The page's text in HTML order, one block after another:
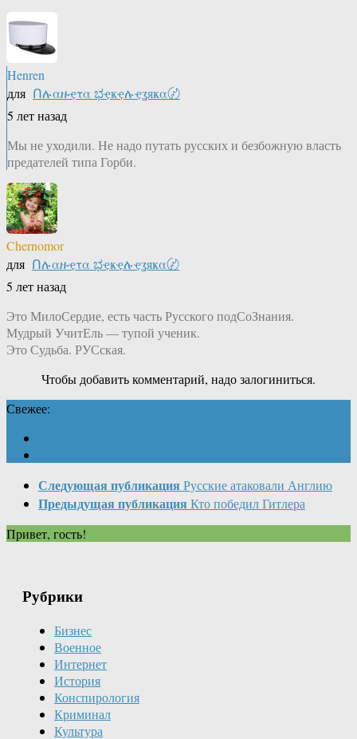
Henren
для Ոሉαዙҿτα ಭҿҝҿሉҿʓяҝα〄
5 лет назад
Мы не уходили. Не надо путать русских и безбожную власть
предателей типа Горби.
Chernomor
для Ոሉαዙҿτα ಭҿҝҿሉҿʓяҝα〄
5 лет назад
Это МилоСердие, есть часть Русского подСоЗнания.
Мудрый УчитЕль — тупой ученик.
Это Судьба. РУСская.
Чтобы добавить комментарий, надо залогиниться.
Свежее:
Следующая публикация Русские атаковали Англию
Предыдущая публикация Кто победил Гитлера
Привет, гость!
Рубрики
Бизнес
Военное
Интернет
История
Конспирология
Криминал
Культура